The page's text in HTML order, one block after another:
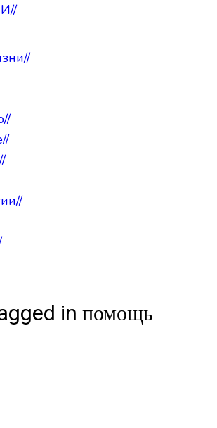
//
//
//
//
//
//
in помощь